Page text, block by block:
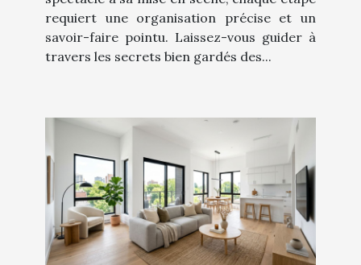
requiert une organisation précise et un
savoir-faire pointu. Laissez-vous guider à
travers les secrets bien gardés des...